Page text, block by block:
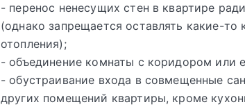
- перенос ненесущих стен в квартире
(однако запрещается оставлять какие-
отопления);
- объединение комнаты с коридором или
- обустраивание входа в совмещенные
других помещений квартиры, кроме